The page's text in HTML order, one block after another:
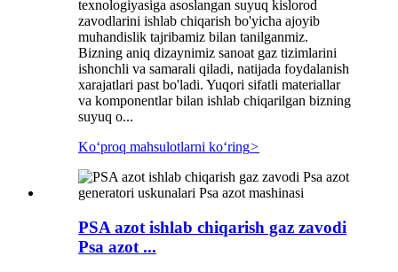
texnologiyasiga asoslangan suyuq kislorod
zavodlarini ishlab chiqarish bo'yicha ajoyib
muhandislik tajribamiz bilan tanilganmiz.
Bizning aniq dizaynimiz sanoat gaz tizimlarini
ishonchli va samarali qiladi, natijada foydalanish
xarajatlari past bo'ladi. Yuqori sifatli materiallar
va komponentlar bilan ishlab chiqarilgan bizning
suyuq o...
Koʻproq mahsulotlarni koʻring>
PSA azot ishlab chiqarish gaz zavodi
Psa azot ...